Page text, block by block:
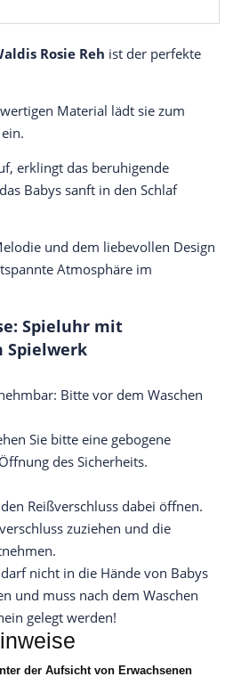
Rosie Reh ist der perfekte
Material lädt sie zum
erklingt das beruhigende
Babys sanft in den Schlaf
und dem liebevollen Design
Atmosphäre im
Spieluhr mit
Spielwerk
Bitte vor dem Waschen
Sie bitte eine gebogene
des Sicherheits.
Reißverschluss dabei öffnen.
zuziehen und die
nicht in die Hände von Babys
und muss nach dem Waschen
gelegt werden!
der Aufsicht von Erwachsenen